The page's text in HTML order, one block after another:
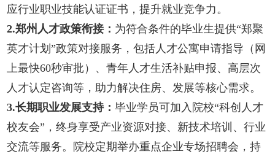
应行业职业技能认证证书，提升就业竞争力。
2.郑州人才政策衔接： 为符合条件的毕业生提供“郑聚
英才计划”政策对接服务，包括人才公寓申请指导（网
上最快60秒审批）、青年人才生活补贴申报、高层次
人才认定咨询等，助力解决住房、发展等核心需求。
3.长期职业发展支持：毕业学员可加入院校“科创人才
校友会”，终身享受产业资源对接、新技术培训、行业
交流等服务。院校定期举办重点企业专场招聘会，持